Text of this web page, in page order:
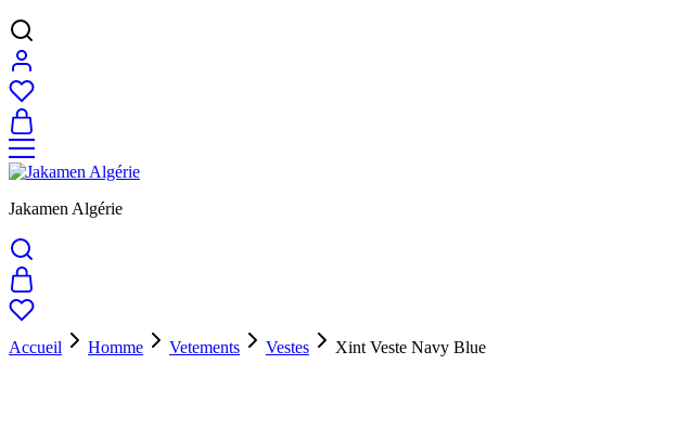
Jakamen Algérie
Accueil Homme Vetements Vestes Xint Veste Navy Blue